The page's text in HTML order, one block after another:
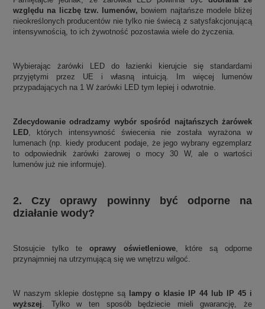
względu na liczbę tzw. lumenów, bowiem najtańsze modele bliżej
nieokreślonych producentów nie tylko nie świecą z satysfakcjonującą
intensywnością, to ich żywotność pozostawia wiele do życzenia.
Wybierając żarówki LED do łazienki kierujcie się standardami
przyjętymi przez UE i własną intuicją. Im więcej lumenów
przypadających na 1 W żarówki LED tym lepiej i odwrotnie.
Zdecydowanie odradzamy wybór spośród najtańszych żarówek
LED , których intensywność świecenia nie została wyrażona w
lumenach (np. kiedy producent podaje, że jego wybrany egzemplarz
to odpowiednik żarówki żarowej o mocy 30 W, ale o wartości
lumenów już nie informuje).
2. Czy oprawy powinny być odporne na
działanie wody?
Stosujcie tylko teoprawy oświetleniowe, które są odporne
przynajmniej na utrzymującą się we wnętrzu wilgoć.
W naszym sklepie dostępne są lampy o klasie IP 44 lub IP 45 i
wyższej . Tylko w ten sposób będziecie mieli gwarancję, że